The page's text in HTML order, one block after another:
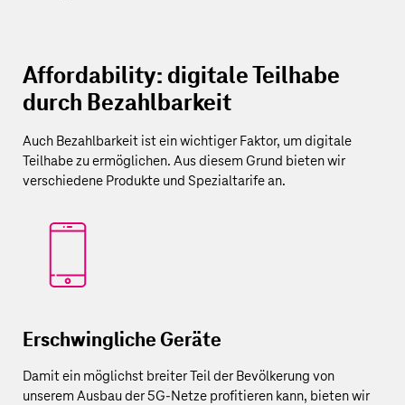
Affordability: digitale Teilhabe
durch Bezahlbarkeit
Auch Bezahlbarkeit ist ein wichtiger Faktor, um digitale
Teilhabe zu ermöglichen. Aus diesem Grund bieten wir
verschiedene Produkte und Spezialtarife an.
Erschwingliche Geräte
Damit ein möglichst breiter Teil der Bevölkerung von
unserem Ausbau der 5G-Netze profitieren kann, bieten wir